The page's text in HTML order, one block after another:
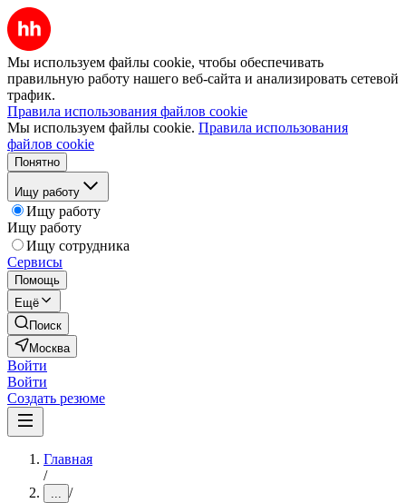
Мы используем файлы cookie, чтобы обеспечивать
правильную работу нашего веб-сайта и анализировать сетевой
трафик.
Правила использования файлов cookie
Мы используем файлы cookie. Правила использования
файлов cookie
Понятно
Ищу работу
Ищу работу
Ищу работу
Ищу сотрудника
Сервисы
Помощь
Ещё
Поиск
Москва
Войти
Войти
Создать резюме
Главная
/
... /